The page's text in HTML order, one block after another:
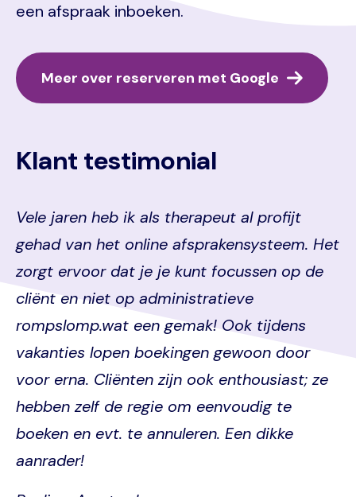
een afspraak inboeken.
Meer over reserveren met Google
Klant testimonial
Vele jaren heb ik als therapeut al profijt
gehad van het online afsprakensysteem. Het
zorgt ervoor dat je je kunt focussen op de
cliënt en niet op administratieve
rompslomp.wat een gemak! Ook tijdens
vakanties lopen boekingen gewoon door
voor erna. Cliënten zijn ook enthousiast; ze
hebben zelf de regie om eenvoudig te
boeken en evt. te annuleren. Een dikke
aanrader!